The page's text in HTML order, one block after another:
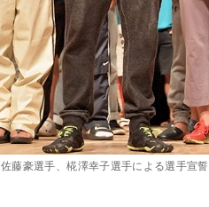
佐藤豪選手、椛澤幸子選手による選手宣誓